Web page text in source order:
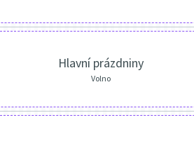
Hlavní prázdniny
Volno